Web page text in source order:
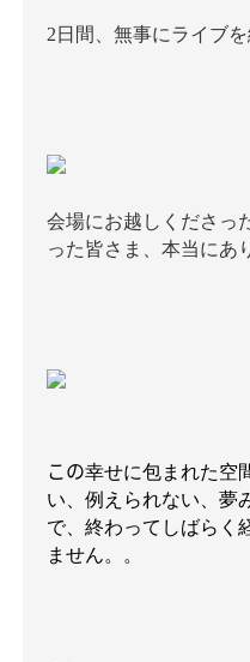
2日間、無事にライブ
会場にお越しくださっ
った皆さま、本当にあ
この幸せに包まれた空
い、例えられない、夢
で、終わってしばらく
ません。。